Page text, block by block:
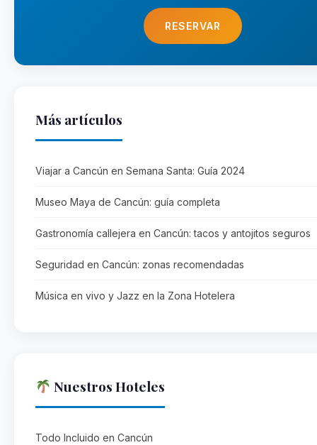
RESERVAR
Más artículos
Viajar a Cancún en Semana Santa: Guía 2024
Museo Maya de Cancún: guía completa
Gastronomía callejera en Cancún: tacos y antojitos seguros
Seguridad en Cancún: zonas recomendadas
Música en vivo y Jazz en la Zona Hotelera
Nuestros Hoteles
Todo Incluido en Cancún